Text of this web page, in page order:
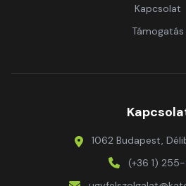
Kapcsolat
Támogatás
1062 Budapest,
(+36 1)